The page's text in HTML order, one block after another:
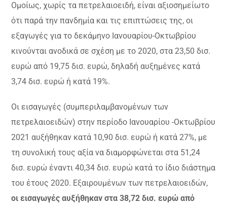
Ομοίως, χωρίς τα πετρελαιοειδή, είναι αξιοσημείωτο
ότι παρά την πανδημία και τις επιπτώσεις της, οι
εξαγωγές για το δεκάμηνο Ιανουαρίου-Οκτωβρίου
κινούνται ανοδικά σε σχέση με το 2020, στα 23,50 δισ.
ευρώ από 19,75 δισ. ευρώ, δηλαδή αυξημένες κατά
3,74 δισ. ευρώ ή κατά 19%.
Οι εισαγωγές (συμπεριλαμβανομένων των
πετρελαιοειδών) στην περίοδο Ιανουαρίου -Οκτωβρίου
2021 αυξήθηκαν κατά 10,90 δισ. ευρώ ή κατά 27%, με
τη συνολική τους αξία να διαμορφώνεται στα 51,24
δισ. ευρώ έναντι 40,34 δισ. ευρώ κατά το ίδιο διάστημα
του έτους 2020. Εξαιρουμένων των πετρελαιοειδών,
οι εισαγωγές αυξήθηκαν στα 38,72 δισ. ευρώ από